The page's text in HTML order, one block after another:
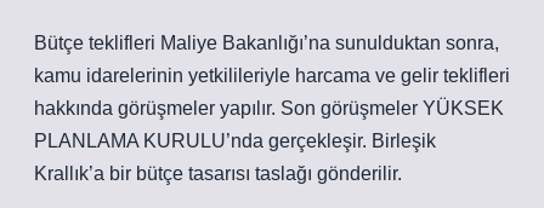
Bütçe teklifleri Maliye Bakanlığı’na sunulduktan sonra,
kamu idarelerinin yetkilileriyle harcama ve gelir teklifleri
hakkında görüşmeler yapılır. Son görüşmeler YÜKSEK
PLANLAMA KURULU’nda gerçekleşir. Birleşik
Krallık’a bir bütçe tasarısı taslağı gönderilir.